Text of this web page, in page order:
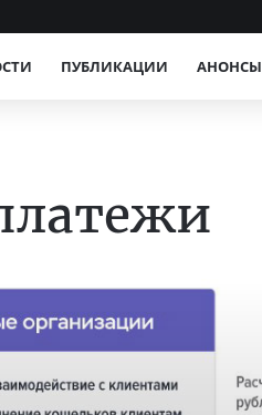
ПУБЛИКАЦИИ АНОНСЫ